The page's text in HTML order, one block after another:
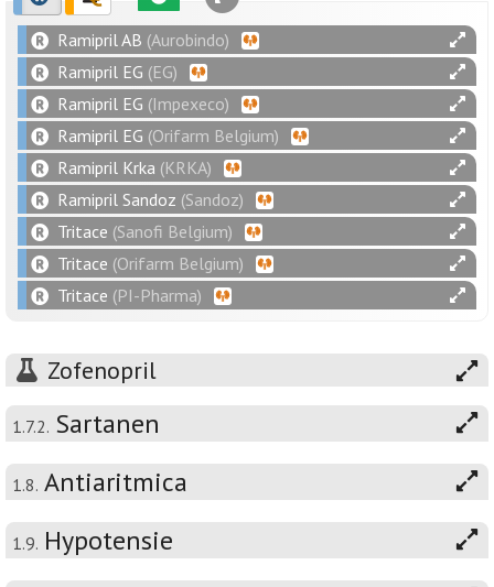
Ramipril AB (Aurobindo)
Ramipril EG (EG)
Ramipril EG (Impexeco)
Ramipril EG (Orifarm Belgium)
Ramipril Krka (KRKA)
Ramipril Sandoz (Sandoz)
Tritace (Sanofi Belgium)
Tritace (Orifarm Belgium)
Tritace (PI-Pharma)
Zofenopril
1.7.2. Sartanen
1.8. Antiaritmica
1.9. Hypotensie